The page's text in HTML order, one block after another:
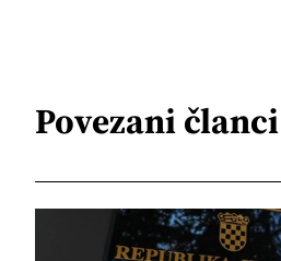
Povezani članci